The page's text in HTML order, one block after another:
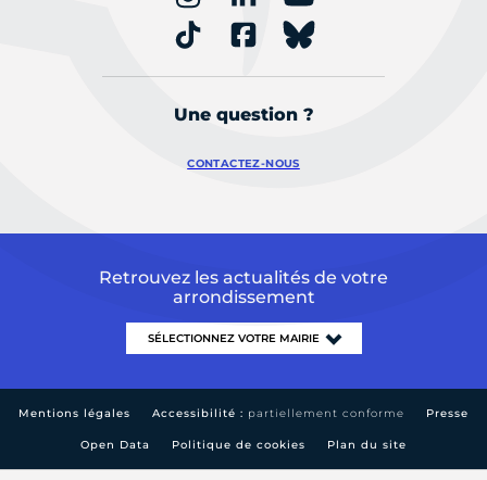
Une question ?
CONTACTEZ-NOUS
Retrouvez les actualités de votre
arrondissement
Mentions légales Accessibilité : partiellement conforme Presse
Open Data Politique de cookies Plan du site